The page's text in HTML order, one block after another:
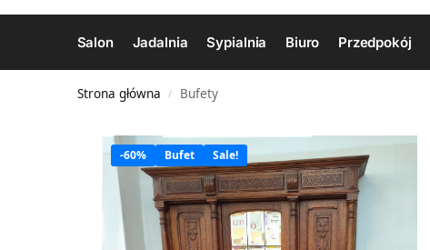
Salon Jadalnia Sypialnia Biuro Przedpokój
Strona główna / Bufety
-60% Bufet Sale!